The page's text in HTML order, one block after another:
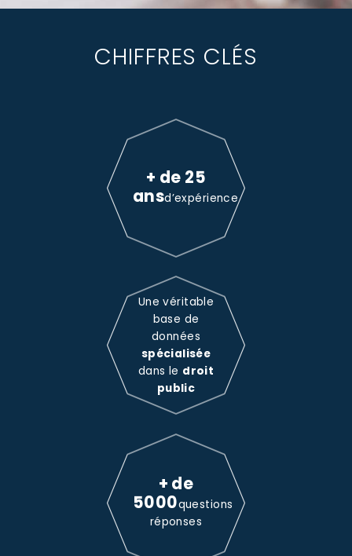
CHIFFRES CLÉS
+ de 25
ansd’expérience
Une véritable
base de
données
spécialisée
dans le droit
public
+ de
5000questions
réponses